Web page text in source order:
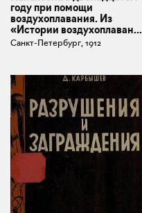
году при помощи
воздухоплавания. Из
«Истории воздухоплаван...
Санкт-Петербург, 1912